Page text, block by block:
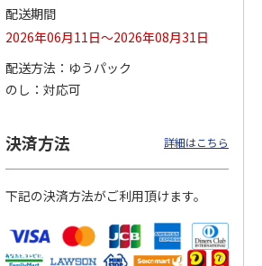
＜お中元＞人気一日
本酒飲み比べ
5,060円
(送料・税込)
新感覚日本酒３品セ
ット（おちょこ付）
配送期間
2026年06月11日～2026年08月31日
配送方法
ゆうパック
のし
対応可
決済方法 詳細はこちら
下記の決済方法がご利用頂けます。